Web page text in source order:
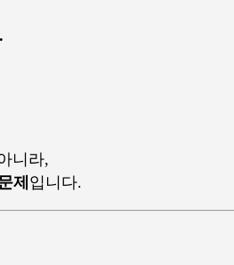
니라,
제 입니다.